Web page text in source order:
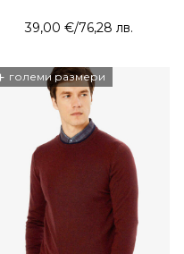
39,00 €/76,28 лв.
големи размери